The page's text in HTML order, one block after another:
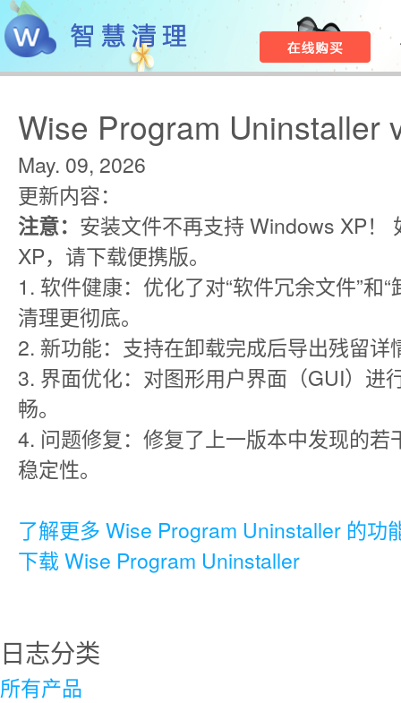
Wise Program Uninstaller
May. 09, 2026
更新内容：
注意： 安装文件不再支持 Windows XP！
XP，请下载便携版。
1. 软件健康：优化了对“软件冗余文件”和
清理更彻底。
2. 新功能：支持在卸载完成后导出残留详
3. 界面优化：对图形用户界面（GUI）进
畅。
4. 问题修复：修复了上一版本中发现的
稳定性。
了解更多 Wise Program Uninstaller 的功
下载 Wise Program Uninstaller
日志分类
所有产品